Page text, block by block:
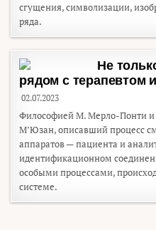
сгущения, символизации,
ряда.
Не
рядом с терапевтом
02.07.2023
Философией М. Мерло-Понти и
М’Юзан, описавший процесс
аппаратов — пациента и
идентификационном
особыми процессами,
системе.